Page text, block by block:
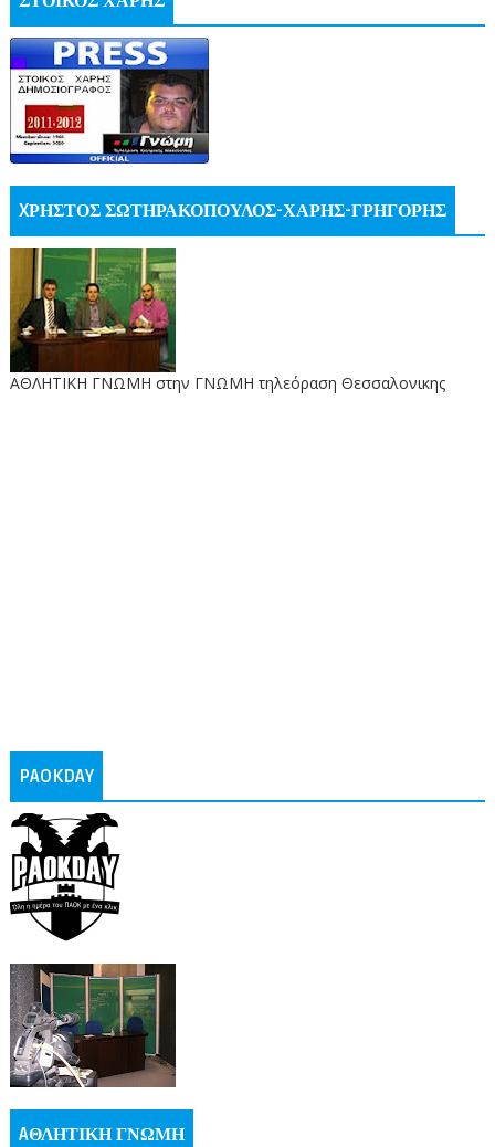
XΡΗΣΤΟΣ ΣΩΤΗΡΑΚΟΠΟΥΛΟΣ-ΧΑΡΗΣ-ΓΡΗΓΟΡΗΣ
ΑΘΛΗΤΙΚΗ ΓΝΩΜΗ στην ΓΝΩΜΗ τηλεόραση Θεσσαλονικης
PAOKDAY
AΘΛΗΤΙΚΗ ΓΝΩΜΗ